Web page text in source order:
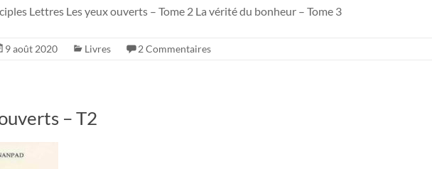
Lettres Les yeux ouverts – Tome 2 La vérité du bonheur – Tome 3
9 août 2020 Livres 2 Commentaires
– T2